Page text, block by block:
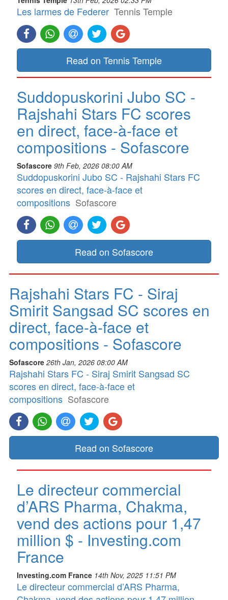
Les larmes de Federer Tennis Temple
Read on Tennis Temple
Suddopuskorini Jubo SC -
Rajshahi Stars FC scores
en direct, face-à-face et
compositions - Sofascore
Sofascore 9th Feb, 2026 08:00 AM
Suddopuskorini Jubo SC - Rajshahi Stars FC
scores en direct, face-à-face et
compositions Sofascore
Read on Sofascore
Rajshahi Stars FC - Siraj
Smirit Sangsad SC scores en
direct, face-à-face et
compositions - Sofascore
Sofascore 26th Jan, 2026 08:00 AM
Rajshahi Stars FC - Siraj Smirit Sangsad SC
scores en direct, face-à-face et
compositions Sofascore
Read on Sofascore
Le directeur commercial
d’ARS Pharma, Chakma,
vend des actions pour 1,47
million $ - Investing.com
France
Investing.com France 14th Nov, 2025 11:51 PM
Le directeur commercial d’ARS Pharma,